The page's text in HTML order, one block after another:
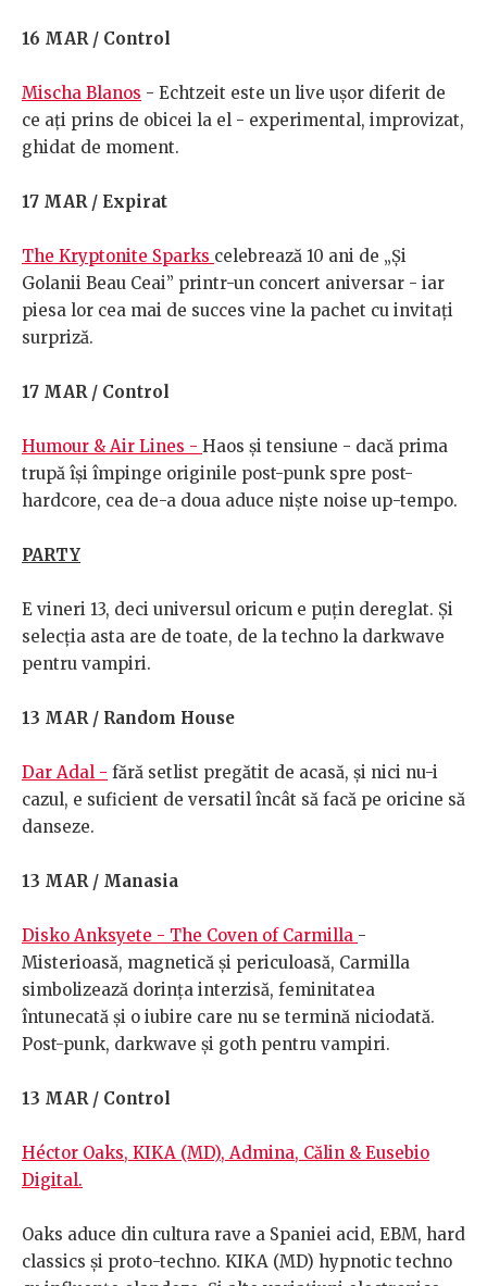
16 MAR / Control
Mischa Blanos - Echtzeit este un live ușor diferit de
ce ați prins de obicei la el - experimental, improvizat,
ghidat de moment.
17 MAR / Expirat
The Kryptonite Sparks celebrează 10 ani de „Și
Golanii Beau Ceai” printr-un concert aniversar - iar
piesa lor cea mai de succes vine la pachet cu invitați
surpriză.
17 MAR / Control
Humour & Air Lines - Haos și tensiune - dacă prima
trupă își împinge originile post-punk spre post-
hardcore, cea de-a doua aduce niște noise up-tempo.
PARTY
E vineri 13, deci universul oricum e puțin dereglat. Și
selecția asta are de toate, de la techno la darkwave
pentru vampiri.
13 MAR / Random House
Dar Adal - fără setlist pregătit de acasă, și nici nu-i
cazul, e suficient de versatil încât să facă pe oricine să
danseze.
13 MAR / Manasia
Disko Anksyete - The Coven of Carmilla -
Misterioasă, magnetică și periculoasă, Carmilla
simbolizează dorința interzisă, feminitatea
întunecată și o iubire care nu se termină niciodată.
Post-punk, darkwave și goth pentru vampiri.
13 MAR / Control
Héctor Oaks, KIKA (MD), Admina, Călin & Eusebio
Digital.
Oaks aduce din cultura rave a Spaniei acid, EBM, hard
classics și proto-techno. KIKA (MD) hypnotic techno